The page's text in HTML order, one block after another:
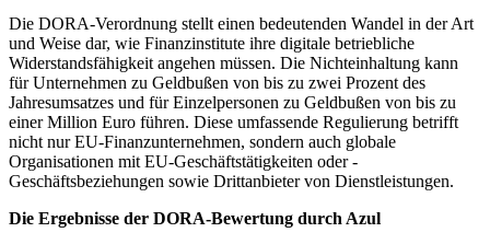
Die DORA-Verordnung stellt einen bedeutenden Wandel in der Art
und Weise dar, wie Finanzinstitute ihre digitale betriebliche
Widerstandsfähigkeit angehen müssen. Die Nichteinhaltung kann
für Unternehmen zu Geldbußen von bis zu zwei Prozent des
Jahresumsatzes und für Einzelpersonen zu Geldbußen von bis zu
einer Million Euro führen. Diese umfassende Regulierung betrifft
nicht nur EU-Finanzunternehmen, sondern auch globale
Organisationen mit EU-Geschäftstätigkeiten oder -
Geschäftsbeziehungen sowie Drittanbieter von Dienstleistungen.
Die Ergebnisse der DORA-Bewertung durch Azul